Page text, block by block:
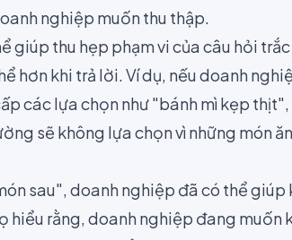
nghiệp muốn thu thập.
giúp thu hẹp phạm vi của câu hỏi
hơn khi trả lời. Ví dụ, nếu doanh
các lựa chọn như "bánh mì kẹp
sẽ không lựa chọn vì những món
sau", doanh nghiệp đã có thể giúp
hiểu rằng, doanh nghiệp đang muốn